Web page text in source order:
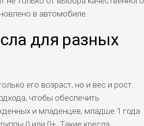
в автомобиле.
для разных
его возраст, но и вес и рост.
чтобы обеспечить
и младенцев, младше 1 года
0 или 0+. Такие кресла